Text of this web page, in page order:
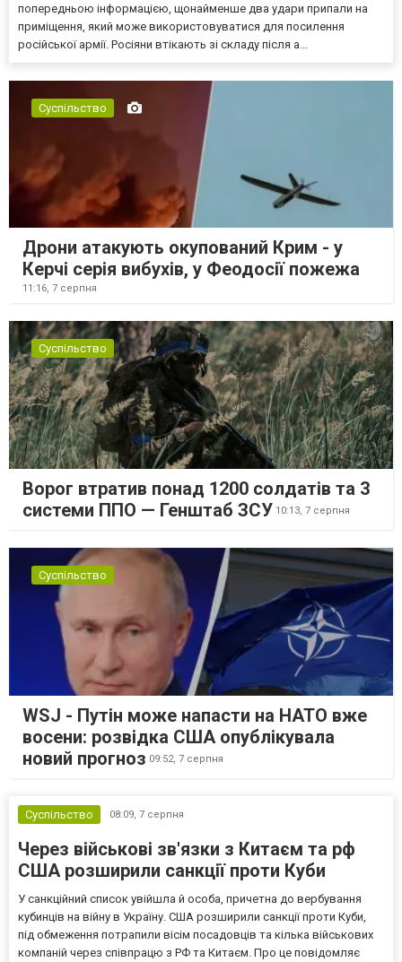
попередньою інформацією, щонайменше два удари припали на
приміщення, який може використовуватися для посилення
російської армії. Росіяни втікають зі складу після а...
Суспільство
Дрони атакують окупований Крим - у
Керчі серія вибухів, у Феодосії пожежа
11:16, 7 серпня
Суспільство
Ворог втратив понад 1200 солдатів та 3
системи ППО — Генштаб ЗСУ 10:13, 7 серпня
Суспільство
WSJ - Путін може напасти на НАТО вже
восени: розвідка США опублікувала
новий прогноз 09:52, 7 серпня
Суспільство 08:09, 7 серпня
Через військові зв'язки з Китаєм та рф
США розширили санкції проти Куби
У санкційний список увійшла й особа, причетна до вербування
кубинців на війну в Україну. США розширили санкції проти Куби,
під обмеження потрапили вісім посадовців та кілька військових
компаній через співпрацю з РФ та Китаєм. Про це повідомляє